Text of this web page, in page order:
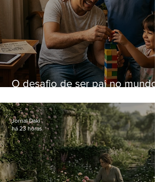
O desafio de ser pai no mundo
Jornal Daki
há 23 horas